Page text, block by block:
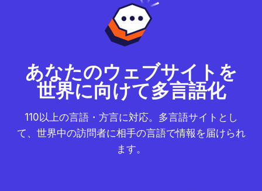
あなたのウェブサイトを
世界に向けて多言語化
110以上の言語・方言に対応。多言語サイトとし
て、世界中の訪問者に相手の言語で情報を届けられ
ます。